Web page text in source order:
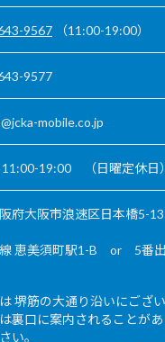
9567 （11:00-19:00）
9577
mobile.co.jp
11:00-19:00 （日曜定休日）
阪府大阪市浪速区日本橋5-
線 恵美須町駅1-B or 5番
堺筋の大通り沿いにござい
裏口に案内されることが
い。